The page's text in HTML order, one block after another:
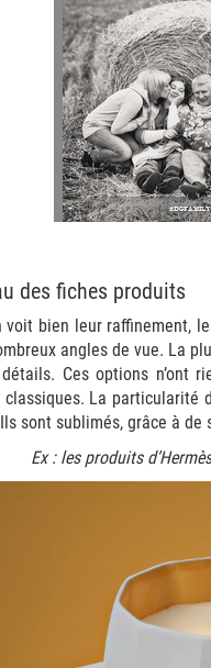
des fiches produits
voit bien leur raffinement,
angles de vue. La
Ces options n’ont
classiques. La particularité
sont sublimés, grâce à
Ex : les produits